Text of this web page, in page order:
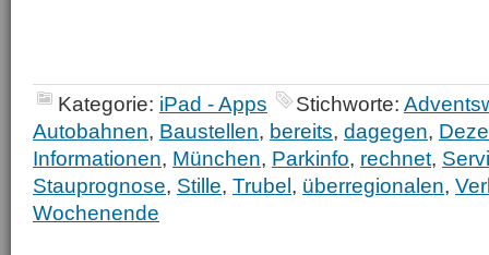
Kategorie: iPad - Apps Stichworte:
Autobahnen, Baustellen, bereits, dagegen,
Informationen, München, Parkinfo, rechnet,
Stauprognose, Stille, Trubel, überregionalen,
Wochenende